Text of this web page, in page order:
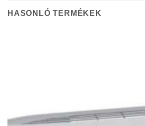
HASONLÓ TERMÉKEK